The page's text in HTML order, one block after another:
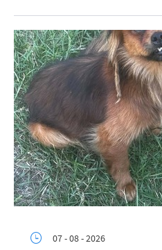
07 - 08 - 2026